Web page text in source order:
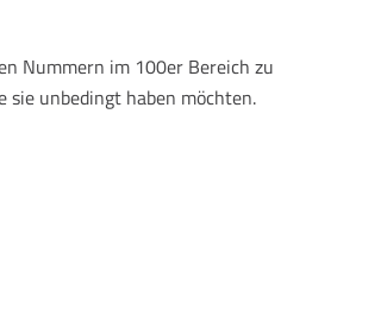
Nummern im 100er Bereich zu
sie unbedingt haben möchten.